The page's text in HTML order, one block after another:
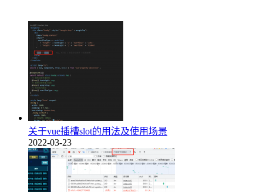
关于vue插槽slot的用法及使用场景
2022-03-23